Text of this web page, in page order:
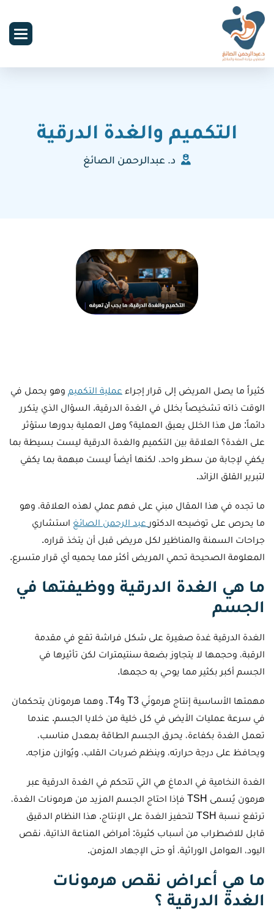
التكميم والغدة الدرقية
د. عبدالرحمن الصائغ
كثيراً ما يصل المريض إلى قرار إجراء عملية التكميم وهو يحمل في
الوقت ذاته تشخيصاً بخلل في الغدة الدرقية. السؤال الذي يتكرر
دائماً: هل هذا الخلل يعيق العملية؟ وهل العملية بدورها ستؤثر
على الغدة؟ العلاقة بين التكميم والغدة الدرقية ليست بسيطة بما
يكفي لإجابة من سطر واحد، لكنها أيضاً ليست مبهمة بما يكفي
لتبرير القلق الزائد.
ما تجده في هذا المقال مبني على فهم عملي لهذه العلاقة، وهو
ما يحرص على توضيحه الدكتورعبد الرحمن الصائغ استشاري
جراحات السمنة والمناظير لكل مريض قبل أن يتخذ قراره.
المعلومة الصحيحة تحمي المريض أكثر مما يحميه أي قرار متسرع.
ما هي الغدة الدرقية ووظيفتها في
الجسم
الغدة الدرقية غدة صغيرة على شكل فراشة تقع في مقدمة
الرقبة، وحجمها لا يتجاوز بضعة سنتيمترات لكن تأثيرها في
الجسم أكبر بكثير مما يوحي به حجمها.
مهمتها الأساسية إنتاج هرمونَي T3 وT4، وهما هرمونان يتحكمان
في سرعة عمليات الأيض في كل خلية من خلايا الجسم. عندما
تعمل الغدة بكفاءة، يحرق الجسم الطاقة بمعدل مناسب،
ويحافظ على درجة حرارته، وينظم ضربات القلب، ويُوازن مزاجه.
الغدة النخامية في الدماغ هي التي تتحكم في الغدة الدرقية عبر
هرمون يُسمى TSH فإذا احتاج الجسم المزيد من هرمونات الغدة،
ترتفع نسبة TSH لتحفيز الغدة على الإنتاج. هذا النظام الدقيق
قابل للاضطراب من أسباب كثيرة: أمراض المناعة الذاتية، نقص
اليود، العوامل الوراثية، أو حتى الإجهاد المزمن.
ما هي أعراض نقص هرمونات
الغدة الدرقية ؟